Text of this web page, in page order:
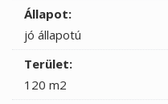
Állapot:
jó állapotú
Terület:
120 m2